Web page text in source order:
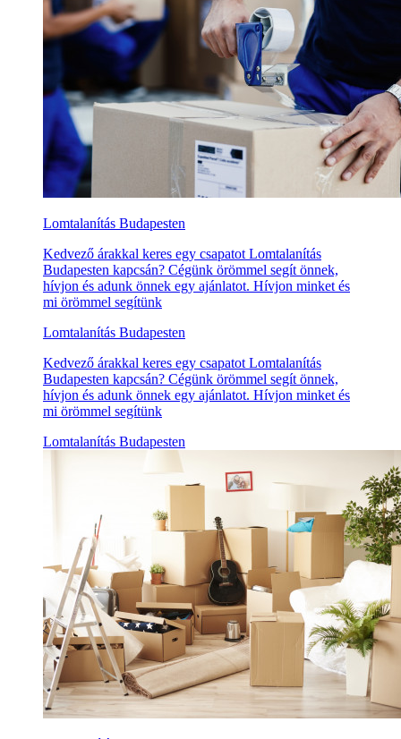
Lomtalanítás Budapesten
Kedvező árakkal keres egy csapatot Lomtalanítás
Budapesten kapcsán? Cégünk örömmel segít önnek,
hívjon és adunk önnek egy ajánlatot. Hívjon minket és
mi örömmel segítünk
Lomtalanítás Budapesten
Kedvező árakkal keres egy csapatot Lomtalanítás
Budapesten kapcsán? Cégünk örömmel segít önnek,
hívjon és adunk önnek egy ajánlatot. Hívjon minket és
mi örömmel segítünk
Lomtalanítás Budapesten